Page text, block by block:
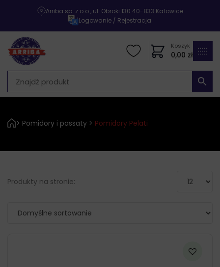
Arriba sp. z o.o., ul. Obroki 130 40-833 Katowice
|Logowanie / Rejestracja
Koszyk
0,00 zł
> Pomidory i passaty > Pomidory Pelati
Produkty na stronie: